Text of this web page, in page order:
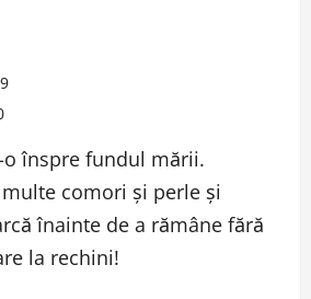
înspre fundul mării.
comori şi perle şi
înainte de a rămâne fără
la rechini!